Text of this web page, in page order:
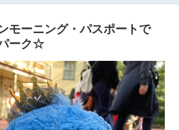
モーニング・パスポートで
ーク☆